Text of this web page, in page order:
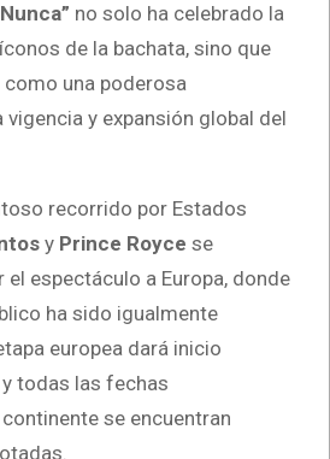
no solo ha celebrado la
de la bachata, sino que
una poderosa
y expansión global del
recorrido por Estados
y Prince Royce se
el espectáculo a Europa, donde
ha sido igualmente
europea dará inicio
y todas las fechas
se encuentran